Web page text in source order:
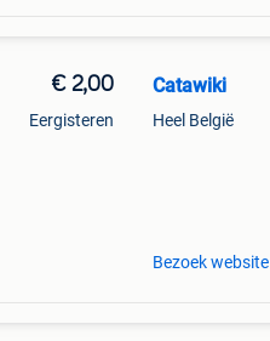
€ 2,00
Eergisteren
Catawiki
Heel België
Bezoek website